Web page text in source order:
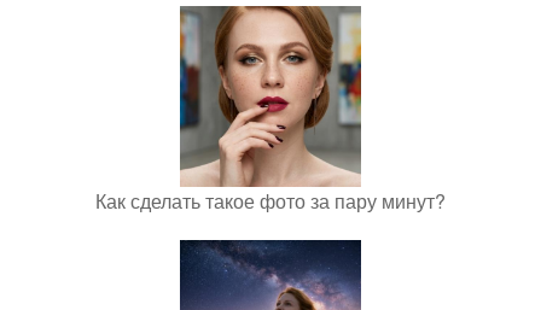
Как сделать такое фото за пару минут?